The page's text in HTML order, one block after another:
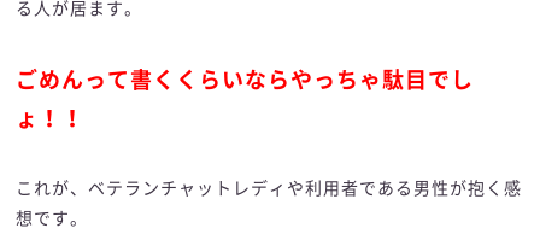
る人が居ます。
ごめんって書くくらいならやっちゃ駄目でし
ょ！！
これが、ベテランチャットレディや利用者である男性が抱く感
想です。